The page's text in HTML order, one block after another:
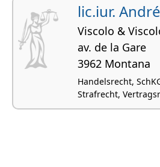
lic.iur.
Viscolo &
av. de la Gare
3962 Montana
Handelsrecht,
Strafrecht,